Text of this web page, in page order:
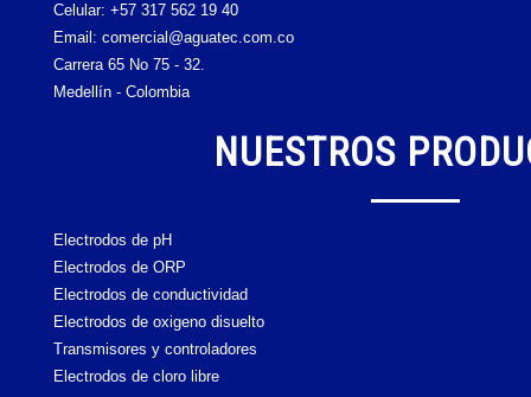
Celular: +57 317 562 19 40
Email: comercial@aguatec.com.co
Carrera 65 No 75 - 32.
Medellín - Colombia
NUESTROS
Electrodos de pH
Electrodos de ORP
Electrodos de conductividad
Electrodos de oxigeno disuelto
Transmisores y controladores
Electrodos de cloro libre